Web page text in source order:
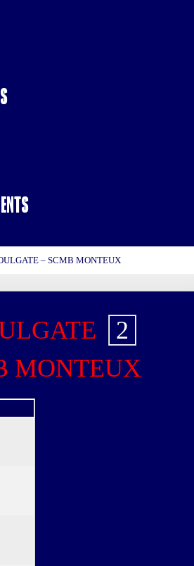
– SCMB MONTEUX
2
MONTEUX